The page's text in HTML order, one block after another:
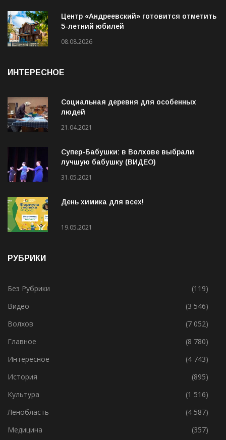
Центр «Андреевский» готовится отметить
5-летний юбилей
08.08.2026
ИНТЕРЕСНОЕ
Социальная деревня для особенных
людей
21.04.2021
Супер-Бабушки: в Волхове выбрали
лучшую бабушку (ВИДЕО)
31.05.2021
День химика для всех!
19.05.2021
РУБРИКИ
Без Рубрики
(119)
Видео
(3 546)
Волхов
(7 052)
Главное
(8 780)
Интересное
(4 743)
История
(895)
Культура
(1 516)
Ленобласть
(4 587)
Медицина
(357)